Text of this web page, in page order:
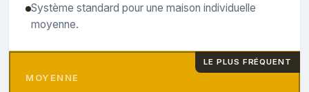
Système standard pour une maison individuelle
moyenne.
LE PLUS FRÉQUENT
MOYENNE